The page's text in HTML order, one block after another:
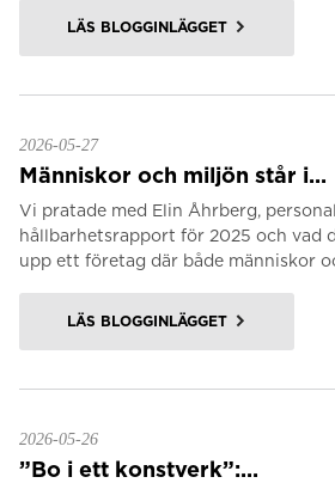
LÄS BLOGGINLÄGGET
2026-05-27
Människor och miljön står i...
Vi pratade med Elin Åhrberg,
hållbarhetsrapport för 2025 och vad
upp ett företag där både människor
LÄS BLOGGINLÄGGET
2026-05-26
”Bo i ett konstverk”:...